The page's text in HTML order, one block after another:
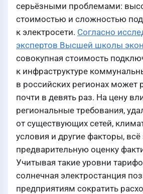
серьёзными проблемами:
стоимостью и сложностью
к электросети. Согласно
экспертов Высшей школы
совокупная стоимость
к инфраструктуре
в российских регионах может
почти в девять раз. На цену
региональные требования,
от существующих сетей,
условия и другие факторы, всё
предварительную оценку
Учитывая такие уровни
солнечная электростанция
предприятиям сократить